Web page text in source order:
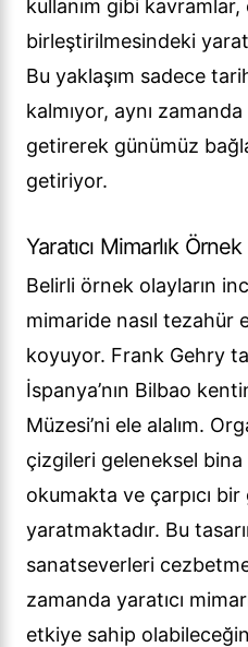
kullanım gibi
birleştirilmesindeki
Bu yaklaşım sadece
kalmıyor, aynı
getirerek günümüz
getiriyor.
Yaratıcı Mimarlık Örnek
Belirli örnek olayların
mimaride nasıl tezahür
koyuyor. Frank Gehry
İspanya’nın Bilbao
Müzesi’ni ele alalım.
çizgileri geleneksel
okumakta ve çarpıcı
yaratmaktadır. Bu
sanatseverleri
zamanda yaratıcı
etkiye sahip